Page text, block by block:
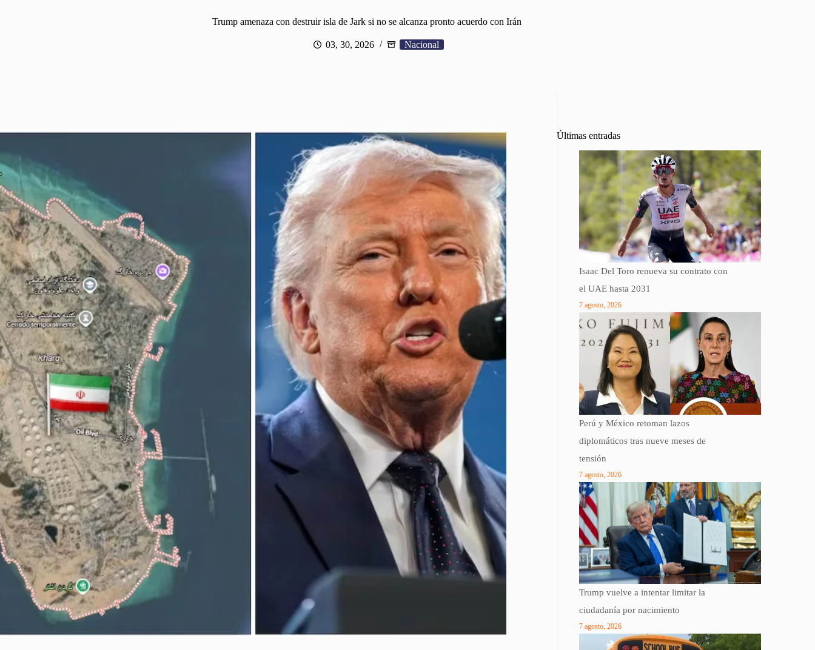
Trump amenaza con destruir isla de Jark si no se alcanza pronto acuerdo con Irán
03, 30, 2026 Nacional
Últimas entradas
Isaac Del Toro renueva su contrato con
el UAE hasta 2031
7 agosto, 2026
Perú y México retoman lazos
diplomáticos tras nueve meses de
tensión
7 agosto, 2026
Trump vuelve a intentar limitar la
ciudadanía por nacimiento
7 agosto, 2026